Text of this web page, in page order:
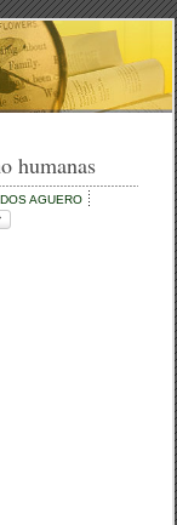
humanas
AGUERO